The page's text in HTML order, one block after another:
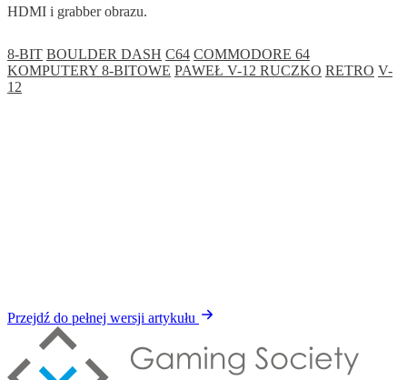
HDMI i grabber obrazu.
8-BIT BOULDER DASH C64 COMMODORE 64
KOMPUTERY 8-BITOWE PAWEŁ V-12 RUCZKO RETRO V-
12
Przejdź do pełnej wersji artykułu